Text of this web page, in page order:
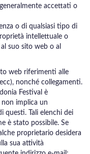
accettati o
o di qualsiasi tipo di
intellettuale o
suo sito web o al
web riferimenti alle
nonché collegamenti.
Festival è
non implica un
questi. Tali elenchi dei
è stato possibile. Se
proprietario desidera
sua attività